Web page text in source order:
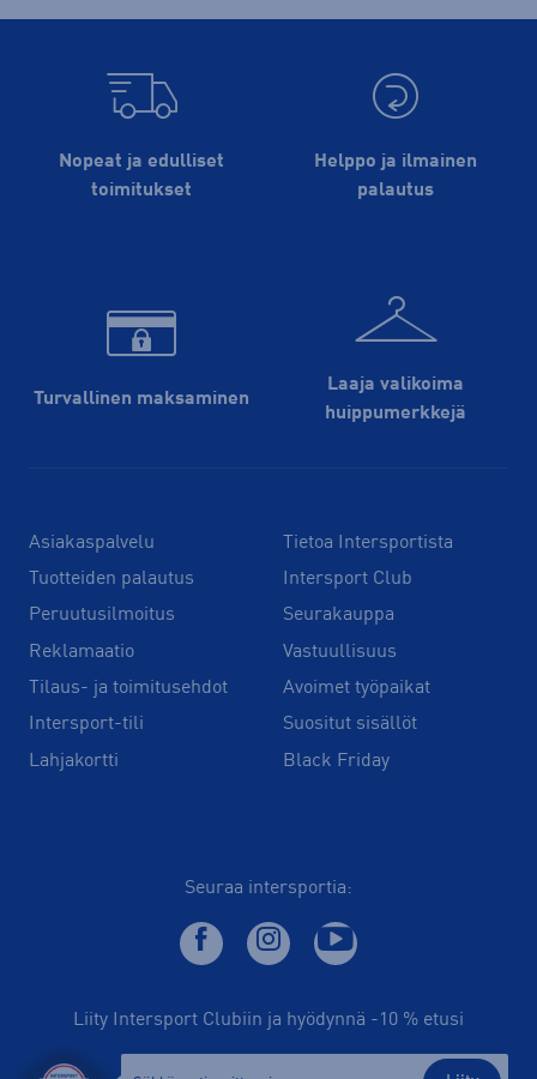
Nopeat ja edulliset
toimitukset
Helppo ja ilmainen
palautus
Turvallinen maksaminen
Laaja valikoima
huippu­merkkejä
Asiakaspalvelu
Tuotteiden palautus
Peruutusilmoitus
Reklamaatio
Tilaus- ja toimitusehdot
Intersport-tili
Lahjakortti
Tietoa Intersportista
Intersport Club
Seurakauppa
Vastuullisuus
Avoimet työpaikat
Suositut sisällöt
Black Friday
Seuraa intersportia:
Liity Intersport Clubiin ja hyödynnä -10 % etusi